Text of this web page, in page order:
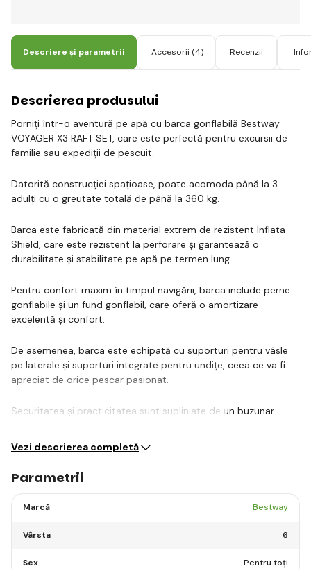
Descriere și parametrii Accesorii (4) Recenzii
Descrierea produsului
Porniți într-o aventură pe apă cu barca gonflabilă Bestway
VOYAGER X3 RAFT SET, care este perfectă pentru excursii de
familie sau expediții de pescuit.
Datorită construcției spațioase, poate acomoda până la 3
adulți cu o greutate totală de până la 360 kg.
Barca este fabricată din material extrem de rezistent Inflata-
Shield, care este rezistent la perforare și garantează o
durabilitate și stabilitate pe apă pe termen lung.
Pentru confort maxim în timpul navigării, barca include perne
gonflabile și un fund gonflabil, care oferă o amortizare
excelentă și confort.
De asemenea, barca este echipată cu suporturi pentru vâsle
pe laterale și suporturi integrate pentru undițe, ceea ce va fi
apreciat de orice pescar pasionat.
Securitatea și practicitatea sunt subliniate de un buzunar
Vezi descrierea completă
Parametrii
Marcă Bestway
Vârsta 6
Sex Pentru toți